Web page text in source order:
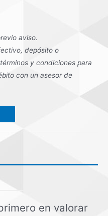
aviso.
depósito o
y condiciones para
con un asesor de
en valorar